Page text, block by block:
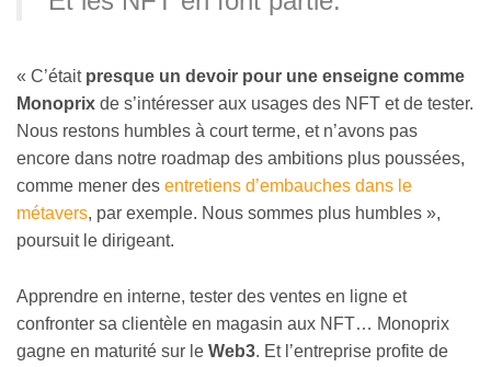
« C’était presque un devoir pour une enseigne comme
Monoprix de s’intéresser aux usages des NFT et de tester.
Nous restons humbles à court terme, et n’avons pas
encore dans notre roadmap des ambitions plus poussées,
comme mener des entretiens d’embauches dans le
métavers, par exemple. Nous sommes plus humbles »,
poursuit le dirigeant.
Apprendre en interne, tester des ventes en ligne et
confronter sa clientèle en magasin aux NFT… Monoprix
gagne en maturité sur le Web3. Et l’entreprise profite de